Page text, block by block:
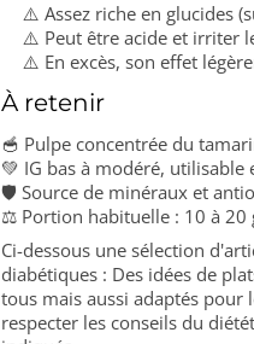
⚠️ Assez riche en glucides
⚠️ Peut être acide et irriter
⚠️ En excès, son effet
À retenir
🥣 Pulpe concentrée du
💚 IG bas à modéré,
🛡️ Source de minéraux et
⚖️ Portion habituelle : 10 à
Ci-dessous une sélection
diabétiques : Des idées de
tous mais aussi adaptés pour
respecter les conseils du